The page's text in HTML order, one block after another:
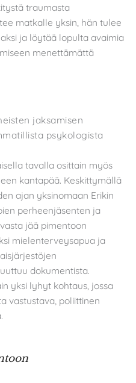
traumasta
matkalle yksin, hän tulee
ja löytää lopulta avaimia
menettämättä
jaksamisen
psykologista
tavalla osittain myös
kantapää. Keskittymällä
ajan yksinomaan Erikin
perheenjäsenten ja
jää pimentoon
mielenterveysapua ja
dokumentista.
yksi lyhyt kohtaus, jossa
vastustava, poliittinen